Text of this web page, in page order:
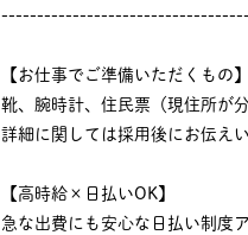
【お仕事でご準備いただくもの】
靴、腕時計、住民票（現住所が
詳細に関しては採用後にお伝え
【高時給×日払いOK】
急な出費にも安心な日払い制度ア